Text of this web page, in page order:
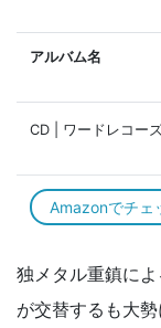
アルバム名
CD | ワードレコー
Amazonでチェ
独メタル重鎮に
が交替するも大